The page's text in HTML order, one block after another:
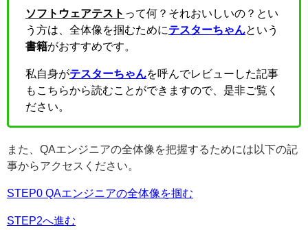
ソフトウェアテスト って何？それおいしいの？とい
う方は、全体像を掴むためにテスターちゃん という
書籍がおすすめです。
私自身がテスターちゃんを呼んでレビューした記事
もこちらから読むことができますので、是非ご覧く
ださい。
また、QAエンジニアの全体像を把握するためには以下の記
事からアクセスください。
STEP0 QAエンジニアの全体像を掴む
STEP2へ進む